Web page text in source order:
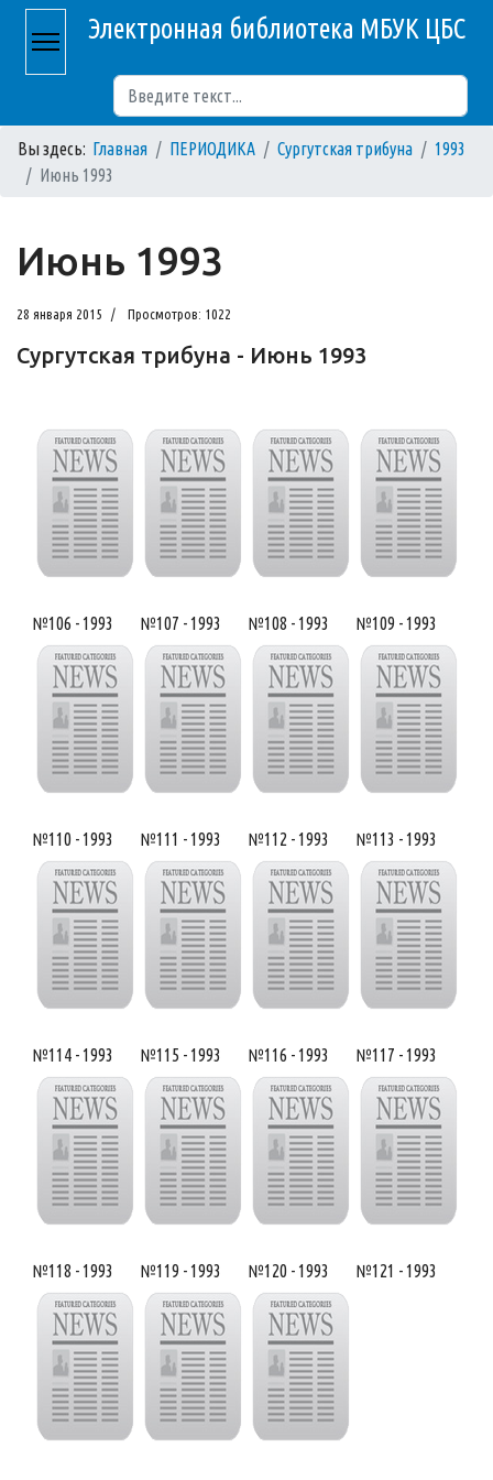
Электронная библиотека МБУК ЦБС
Вы здесь: Главная ПЕРИОДИКА Сургутская трибуна
1993
Июнь 1993
Июнь 1993
28 января 2015 Просмотров: 1022
Сургутская трибуна - Июнь 1993
№106 - 1993 №107 - 1993 №108 - 1993 №109 - 1993
№110 - 1993 №111 - 1993 №112 - 1993 №113 - 1993
№114 - 1993 №115 - 1993 №116 - 1993 №117 - 1993
№118 - 1993 №119 - 1993 №120 - 1993 №121 - 1993